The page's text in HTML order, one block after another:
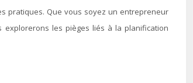
pratiques. Que vous soyez un entrepreneur
explorerons les pièges liés à la planification